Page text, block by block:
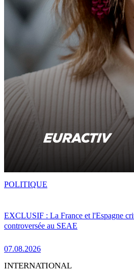
EXCLUSIF : La France et l'Espagne
controversée au SEAE
07.08.2026
POLITIQUE
INTERNATIONAL